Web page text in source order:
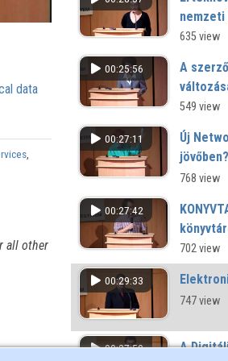
data
,
all other
nemzeti
Osztálya
635 view
00:25:56
A
549 view
00:27:11
Új
768 view
00:27:42
tere
702 view
00:29:33
747 view
00:27:50
A